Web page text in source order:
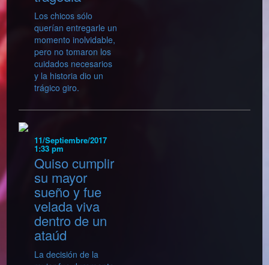
Los chicos sólo
querían entregarle un
momento inolvidable,
pero no tomaron los
cuidados necesarios
y la historia dio un
trágico giro.
11/Septiembre/2017
1:33 pm
Quiso cumplir
su mayor
sueño y fue
velada viva
dentro de un
ataúd
La decisión de la